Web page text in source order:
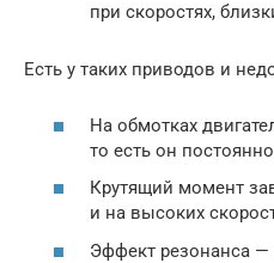
при скоростях,
Есть у таких приводов и
На обмотках
то есть он
Крутящий момент
и на высоких
Эффект резонанса